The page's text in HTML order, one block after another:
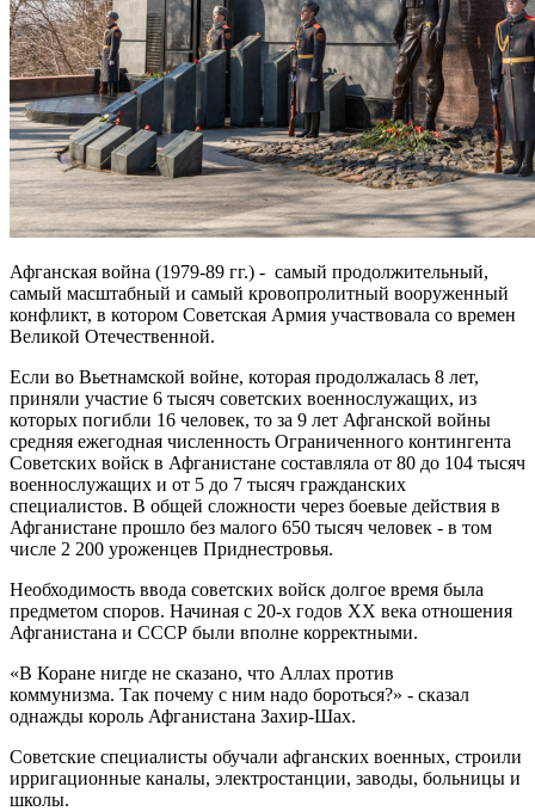
Афганская война (1979-89 гг.) - самый продолжительный,
самый масштабный и самый кровопролитный вооруженный
конфликт, в котором Советская Армия участвовала со времен
Великой Отечественной.
Если во Вьетнамской войне, которая продолжалась 8 лет,
приняли участие 6 тысяч советских военнослужащих, из
которых погибли 16 человек, то за 9 лет Афганской войны
средняя ежегодная численность Ограниченного контингента
Советских войск в Афганистане составляла от 80 до 104 тысяч
военнослужащих и от 5 до 7 тысяч гражданских
специалистов. В общей сложности через боевые действия в
Афганистане прошло без малого 650 тысяч человек - в том
числе 2 200 уроженцев Приднестровья.
Необходимость ввода советских войск долгое время была
предметом споров. Начиная с 20-х годов XX века отношения
Афганистана и СССР были вполне корректными.
«В Коране нигде не сказано, что Аллах против
коммунизма. Так почему с ним надо бороться?» - сказал
однажды король Афганистана Захир-Шах.
Советские специалисты обучали афганских военных, строили
ирригационные каналы, электростанции, заводы, больницы и
школы.